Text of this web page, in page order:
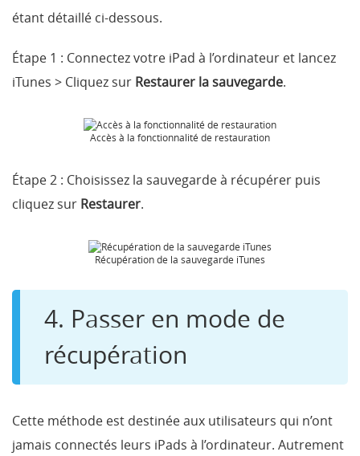
étant détaillé ci-dessous.
Étape 1 : Connectez votre iPad à l’ordinateur et lancez
iTunes > Cliquez sur Restaurer la sauvegarde.
Accès à la fonctionnalité de restauration
Étape 2 : Choisissez la sauvegarde à récupérer puis
cliquez sur Restaurer.
Récupération de la sauvegarde iTunes
4. Passer en mode de
récupération
Cette méthode est destinée aux utilisateurs qui n’ont
jamais connectés leurs iPads à l’ordinateur. Autrement